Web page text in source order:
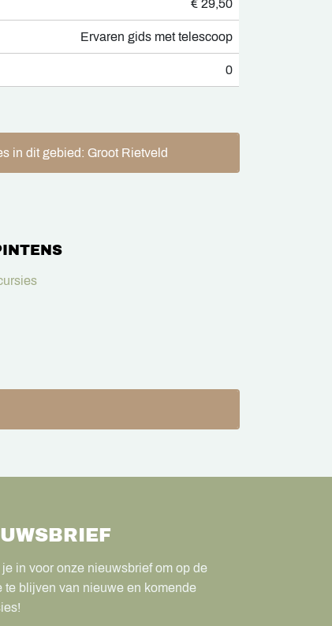
€ 29,50
Ervaren gids met telescoop
0
in dit gebied: Groot Rietveld
je in voor onze nieuwsbrief om op de
te blijven van nieuwe en komende